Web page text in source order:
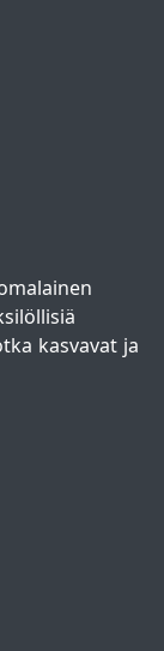
kasvavat ja